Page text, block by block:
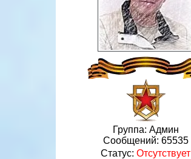
Группа: Админ
Сообщений: 65535
Статус: Отсутствует